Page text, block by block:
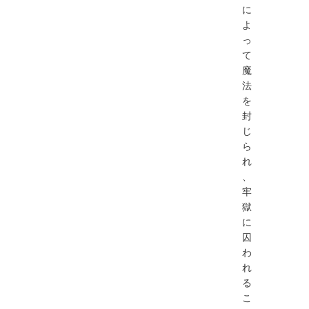
に
よ
っ
て
魔
法
を
封
じ
ら
れ
牢
獄
に
囚
わ
れ
る
こ